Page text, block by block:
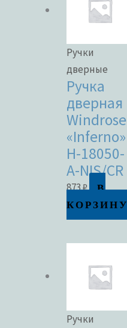
Ручки
дверные
Ручка
дверная
Windrose
«Inferno»
H-18050-
A-NIS/CR
873₽
В
КОРЗИНУ
Ручки